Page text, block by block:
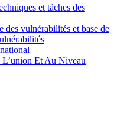
et tâches des
vulnérabilités et base de
Et Au Niveau